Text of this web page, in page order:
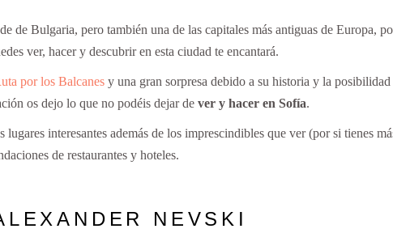
de Bulgaria, pero también una de las capitales más antiguas de Europa,
ver, hacer y descubrir en esta ciudad te encantará.
por los Balcanes y una gran sorpresa debido a su historia y la posibilidad
os dejo lo que no podéis dejar de ver y hacer en Sofía.
interesantes además de los imprescindibles que ver (por si tienes
de restaurantes y hoteles.
NEVSKI